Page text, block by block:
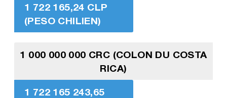
1 722 165,24 CLP
(PESO CHILIEN)
1 000 000 000 CRC (COLON DU COSTA
RICA)
1 722 165 243,65